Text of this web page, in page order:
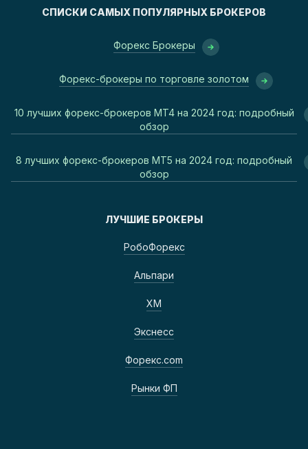
СПИСКИ САМЫХ ПОПУЛЯРНЫХ БРОКЕРОВ
Форекс Брокеры
Форекс-брокеры по торговле золотом
10 лучших форекс-брокеров MT4 на 2024 год: подробный
обзор
8 лучших форекс-брокеров MT5 на 2024 год: подробный
обзор
ЛУЧШИЕ БРОКЕРЫ
РобоФорекс
Альпари
ХМ
Экснесс
Форекс.com
Рынки ФП